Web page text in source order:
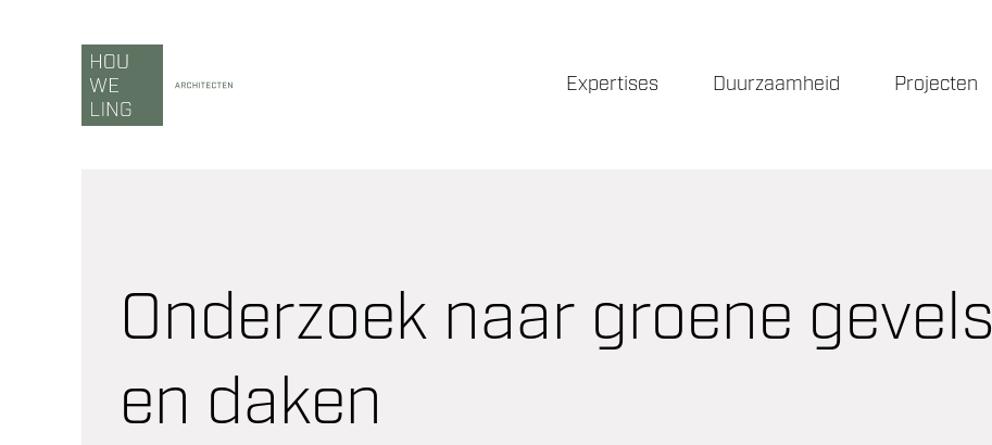
naar
inhoud
Expertises Duurzaamheid Projecten
Onderzoek naar groene gevels
en daken